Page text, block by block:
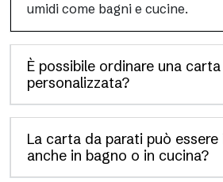
umidi come bagni e cucine.
È possibile ordinare una
personalizzata?
La carta da parati può
anche in bagno o in cucina?